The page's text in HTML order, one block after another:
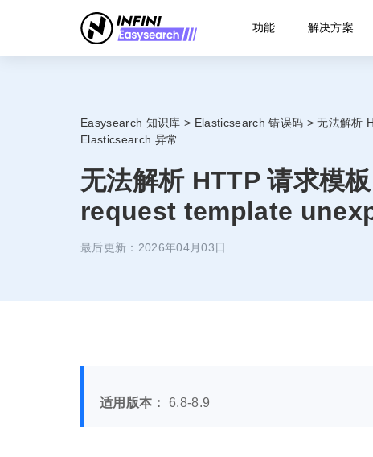
功能 解决方案
Easysearch 知识库 > Elasticsearch 错误码 > 无法解析
Elasticsearch 异常
无法解析 HTTP 请求模
request template
最后更新：2026年04月03日
适用版本： 6.8-8.9